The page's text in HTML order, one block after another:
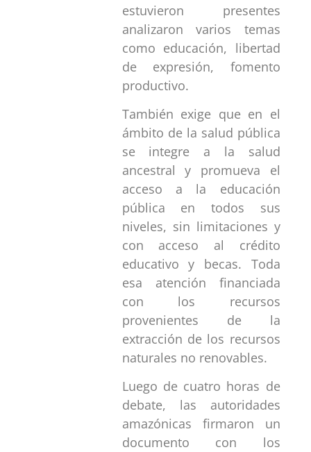
estuvieron presentes
analizaron varios temas
como educación, libertad
de expresión, fomento
productivo.
También exige que en el
ámbito de la salud pública
se integre a la salud
ancestral y promueva el
acceso a la educación
pública en todos sus
niveles, sin limitaciones y
con acceso al crédito
educativo y becas. Toda
esa atención financiada
con los recursos
provenientes de la
extracción de los recursos
naturales no renovables.
Luego de cuatro horas de
debate, las autoridades
amazónicas firmaron un
documento con los